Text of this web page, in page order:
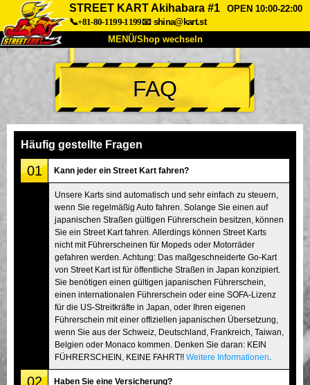
STREET KART Akihabara #1
OPEN 10:00-22:00
📞+81-80-1199-1199📧 shina@kart.st
MENÜ/Shop wechseln
START
Über uns Spezifikationen Preise
Bewertungen
Unternehmen
Tokio Shinagawa Tokio Akihabara#1
Tokio Akihabara#2 Tokio Shibuya
Tokio Shibuya Annex Tokio Bucht
Tokio Asakusa Osaka
Okinawa
FAQ
Häufig gestellte Fragen
01 Kann jeder ein Street Kart fahren?
Unsere Karts sind automatisch und sehr einfach zu steuern,
wenn Sie regelmäßig Auto fahren. Solange Sie einen auf
japanischen Straßen gültigen Führerschein besitzen, können
Sie ein Street Kart fahren. Allerdings können Street Karts
nicht mit Führerscheinen für Mopeds oder Motorräder
gefahren werden. Achtung: Das maßgeschneiderte Go-Kart
von Street Kart ist für öffentliche Straßen in Japan konzipiert.
Sie benötigen einen gültigen japanischen Führerschein,
einen internationalen Führerschein oder eine SOFA-Lizenz
für die US-Streitkräfte in Japan, oder Ihren eigenen
Führerschein mit einer offiziellen japanischen Übersetzung,
wenn Sie aus der Schweiz, Deutschland, Frankreich, Taiwan,
Belgien oder Monaco kommen. Denken Sie daran: KEIN
FÜHRERSCHEIN, KEINE FAHRT!! Weitere Informationen
02 Haben Sie eine Versicherung?